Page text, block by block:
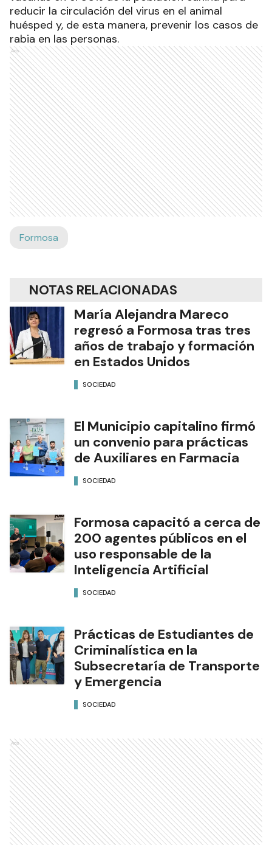
reducir la circulación del virus en el animal
huésped y, de esta manera, prevenir los casos de
rabia en las personas.
Ads
Formosa
NOTAS RELACIONADAS
María Alejandra Mareco
regresó a Formosa tras tres
años de trabajo y formación
en Estados Unidos
SOCIEDAD
El Municipio capitalino firmó
un convenio para prácticas
de Auxiliares en Farmacia
SOCIEDAD
Formosa capacitó a cerca de
200 agentes públicos en el
uso responsable de la
Inteligencia Artificial
SOCIEDAD
Prácticas de Estudiantes de
Criminalística en la
Subsecretaría de Transporte
y Emergencia
SOCIEDAD
Ads